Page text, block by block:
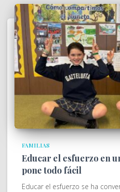
FAMILIAS
Educar el esfuerzo en
pone todo fácil
Educar el esfuerzo se ha